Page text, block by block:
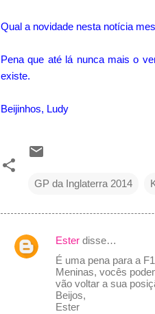
Qual a novidade nesta notícia
Pena que até lá nunca mais o
existe.
Beijinhos, Ludy
GP da Inglaterra 2014
C
Ester disse…
É uma pena para a
Meninas, vocês
vão voltar a sua
Beijos,
Ester